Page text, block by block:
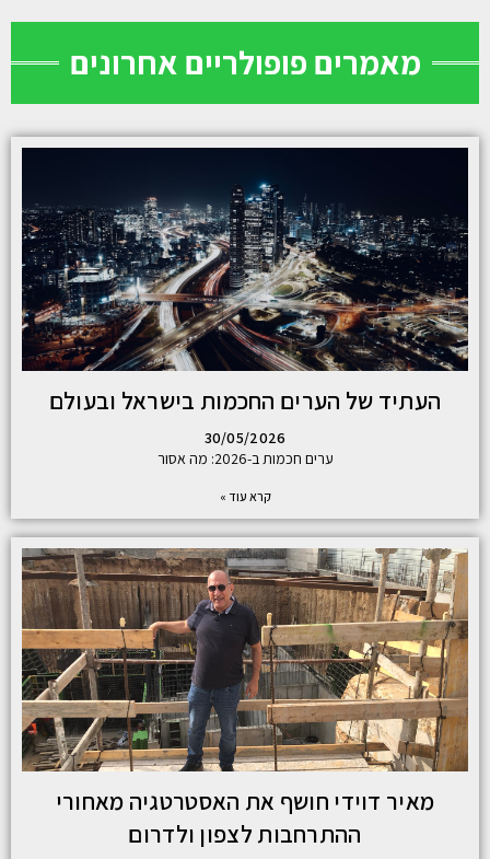
מאמרים פופולריים אחרונים
העתיד של הערים החכמות בישראל ובעולם
30/05/2026
ערים חכמות ב-2026: מה אסור
קרא עוד »
מאיר דוידי חושף את האסטרטגיה מאחורי
ההתרחבות לצפון ולדרום